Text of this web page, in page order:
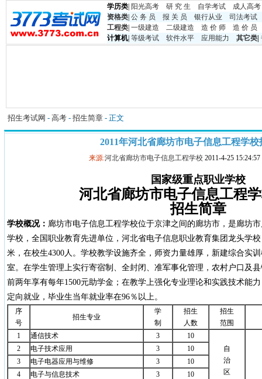
学历类 阳光高考 研 究 生 自学考试
成人高考
资格类 公 务 员 报 关 员 银行从业
司法考试
工程类 一级建造 二级建造 造 价 师
造 价 员
计算机| 等级考试 软件水平 应用能力 其它类
招生考试网 - 高考 - 招生简章 - 正文
2011年河北省廊坊市电子信息工程学校
来源:河北省廊坊市电子信息工程学校 2011-4-25
国家级重点职业学校
河北省廊坊市电子信息工程
招生简章
学校概况： 廊坊市电子信息工程学校位于京津之间的廊坊市，是廊坊
学校，全国职业教育先进单位，河北省电子信息职业教育集团龙头学
米，在校生4300人。学校教学设施齐全，师资力量雄厚，新建综合实
室。在学生管理上实行寄宿制、全封闭、准军事化管理，农村户口及
前两年享有每年1500元助学金；在教学上强化专业理论和实践技术能
定向就业，毕业生当年就业率在96％以上。
序
号
招生专业
学
制
招生
人数
招生
范围
1
通信技术 3
10
自
治
区
2 电子技术应用 3
10
3
电子电器应用与维修 3
10
4
电子与信息技术 3
10